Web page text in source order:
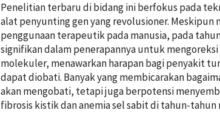
Penelitian terbaru di bidang ini berfokus pada
alat penyunting gen yang revolusioner. Meskipun
penggunaan terapeutik pada manusia, pada
signifikan dalam penerapannya untuk
molekuler, menawarkan harapan bagi penyakit
dapat diobati. Banyak yang membicarakan
akan mengobati, tetapi juga berpotensi
fibrosis kistik dan anemia sel sabit di tahun-tahun